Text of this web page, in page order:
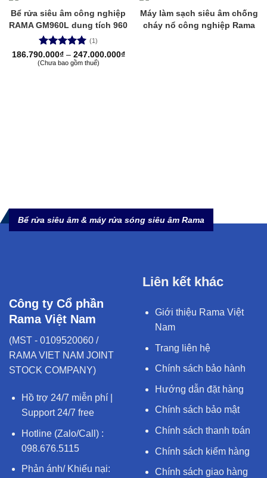
Bể rửa siêu âm công nghiệp
RAMA GM960L dung tích 960
lít, công suất 7200W, 40kHz
Được xếp
hạng5.00
(1)
186.790.000₫ – 247.000.000₫Khoảng
(Chưa bao gồm thuế)
Máy làm sạch siêu âm chống
cháy nổ công nghiệp Rama
Bể rửa siêu âm & máy rửa sóng siêu âm Rama
Công ty Cổ phần
Rama Việt Nam
(MST - 0109520060 /
RAMA VIET NAM JOINT
STOCK COMPANY)
Hồ trợ 24/7 miễn phí |
Support 24/7 free
Hotline (Zalo/Call) :
098.676.5115
Phản ánh/ Khiếu nại:
Liên kết khác
Giới thiệu Rama Việt
Nam
Trang liên hệ
Chính sách bảo hành
Hướng dẫn đặt hàng
Chính sách bảo mật
Chính sách thanh toán
Chính sách kiểm hàng
Chính sách giao hàng